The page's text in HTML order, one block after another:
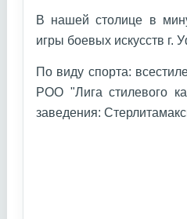
В нашей столице в
игры боевых искусств г.
По виду спорта:
РОО "Лига стилевого
заведения: